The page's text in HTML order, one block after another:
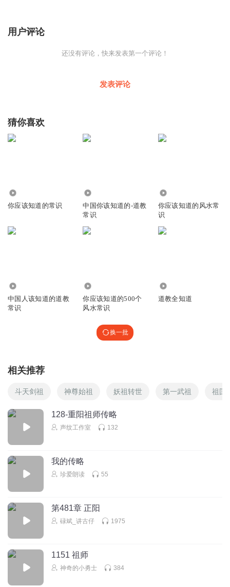
用户评论
还没有评论，快来发表第一个评论！
发表评论
猜你喜欢
你应该知道的常识
中国你该知道的-道教
常识
你应该知道的风水常
识
中国人该知道的道教
常识
你应该知道的500个
风水常识
道教全知道
换一批
相关推荐
斗天剑祖 神尊始祖 妖祖转世 第一武祖 祖国
128-重阳祖师传略
声纹工作室 132
我的传略
珍爱朗读 55
第481章 正阳
碌斌_讲古仔 1975
1151 祖师
神奇的小勇士 384